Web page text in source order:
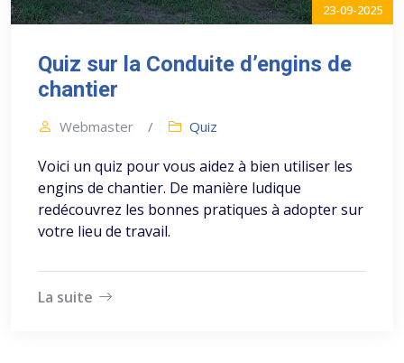
23-09-2025
Quiz sur la Conduite d’engins de
chantier
Webmaster / Quiz
Voici un quiz pour vous aidez à bien utiliser les
engins de chantier. De manière ludique
redécouvrez les bonnes pratiques à adopter sur
votre lieu de travail.
La suite